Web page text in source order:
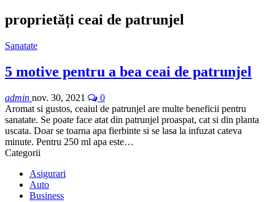
proprietăți ceai de patrunjel
Sanatate
5 motive pentru a bea ceai de patrunjel
admin nov. 30, 2021
0
Aromat si gustos, ceaiul de patrunjel are multe beneficii pentru
sanatate. Se poate face atat din patrunjel proaspat, cat si din planta
uscata. Doar se toarna apa fierbinte si se lasa la infuzat cateva
minute. Pentru 250 ml apa este…
Categorii
Asigurari
Auto
Business